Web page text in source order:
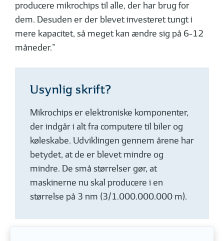
producere mikrochips til alle, der har brug for
dem. Desuden er der blevet investeret tungt i
mere kapacitet, så meget kan ændre sig på 6-12
måneder.”
Usynlig skrift?
Mikrochips er elektroniske komponenter,
der indgår i alt fra computere til biler og
køleskabe. Udviklingen gennem årene har
betydet, at de er blevet mindre og
mindre. De små størrelser gør, at
maskinerne nu skal producere i en
størrelse på 3 nm (3/1.000.000.000 m).